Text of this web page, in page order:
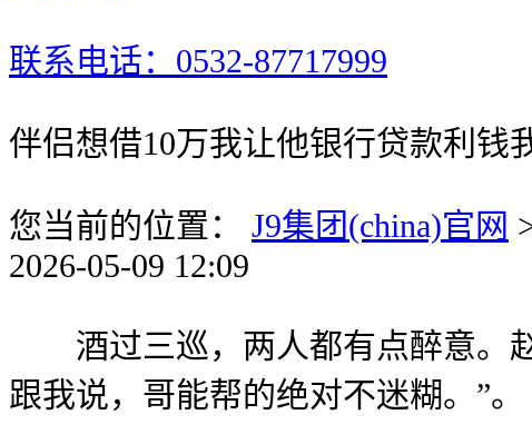
联系电话：0532-87717999
伴侣想借10万我让他银行贷款利钱
您当前的位置： J9集团(china)官网
2026-05-09 12:09
酒过三巡，两人都有点醉意。赵
跟我说，哥能帮的绝对不迷糊。”。